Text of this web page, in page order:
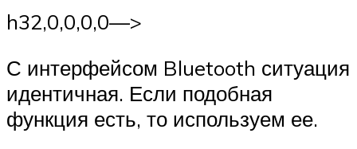
h32,0,0,0,0—>
С интерфейсом Bluetooth ситуация
идентичная. Если подобная
функция есть, то используем ее.